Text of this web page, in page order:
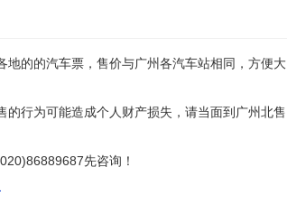
的的汽车票，售价与广州各汽车站相同，方便大
行为可能造成个人财产损失，请当面到广州北售
先咨询！